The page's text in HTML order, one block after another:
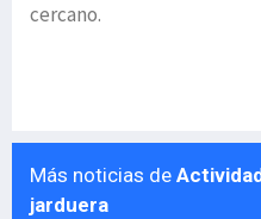
cercano.
Más noticias de
jarduera